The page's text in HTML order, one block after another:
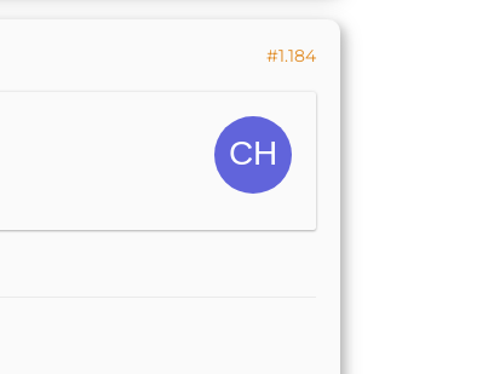
#1.184